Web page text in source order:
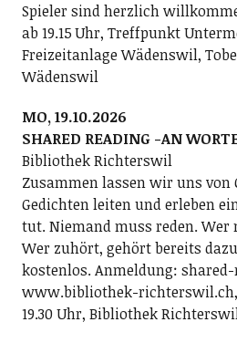
Spieler sind herzlich
ab 19.15 Uhr, Treffpunkt
Freizeitanlage Wädenswil,
Wädenswil
MO, 19.10.2026
SHARED READING -AN
Bibliothek Richterswil
Zusammen lassen wir uns von
Gedichten leiten und erleben
tut. Niemand muss reden. Wer
Wer zuhört, gehört bereits
kostenlos. Anmeldung:
www.bibliothek-
19.30 Uhr, Bibliothek